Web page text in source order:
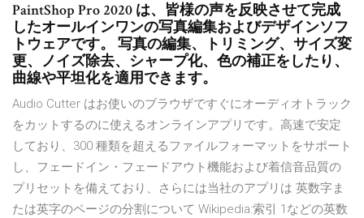
PaintShop Pro 2020 は、皆様の声を反映させて完成
したオールインワンの写真編集およびデザインソフ
トウェアです。 写真の編集、トリミング、サイズ変
更、ノイズ除去、シャープ化、色の補正をしたり、
曲線や平坦化を適用できます。
Audio Cutter はお使いのブラウザですぐにオーディオトラック
をカットするのに使えるオンラインアプリです。高速で安定
しており、300 種類を超えるファイルフォーマットをサポート
し、フェードイン・フェードアウト機能および着信音品質の
プリセットを備えており、さらには当社のアプリは 英数字ま
たは英字のページの分割について Wikipedia:索引 1などの英数